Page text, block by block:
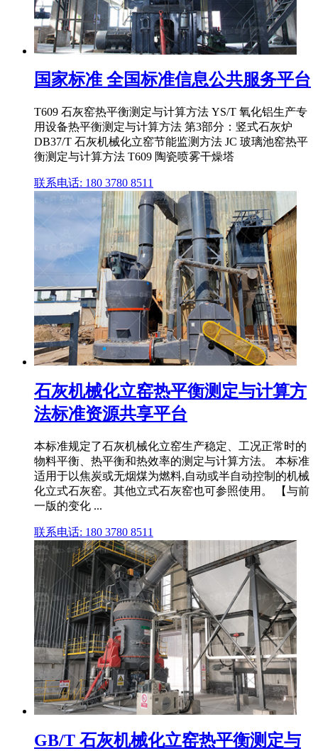
国家标准 全国标准信息公共服务平台
T609 石灰窑热平衡测定与计算方法 YS/T 氧化铝生产专
用设备热平衡测定与计算方法 第3部分：竖式石灰炉
DB37/T 石灰机械化立窑节能监测方法 JC 玻璃池窑热平
衡测定与计算方法 T609 陶瓷喷雾干燥塔
联系电话: 180 3780 8511
石灰机械化立窑热平衡测定与计算方
法标准资源共享平台
本标准规定了石灰机械化立窑生产稳定、工况正常时的
物料平衡、热平衡和热效率的测定与计算方法。 本标准
适用于以焦炭或无烟煤为燃料,自动或半自动控制的机械
化立式石灰窑。其他立式石灰窑也可参照使用。 【与前
一版的变化 ...
联系电话: 180 3780 8511
GB/T 石灰机械化立窑热平衡测定与